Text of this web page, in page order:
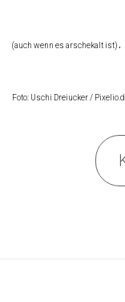
(auch wenn es arschekalt ist).
Foto: Uschi Dreiucker /